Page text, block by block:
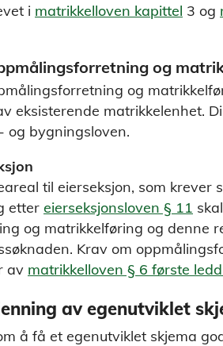
i matrikkelloven kapittel 3 og
og
og
eksisterende matrikkelenhet.
og bygningsloven.
til eierseksjon, som krever
etter eierseksjonsloven § 11
og matrikkelføring og denne
Krav om
av matrikkelloven § 6 første
av egenutviklet
å få et egenutviklet skjema